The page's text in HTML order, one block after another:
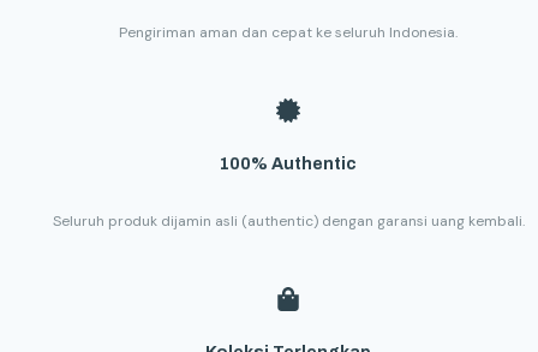
Pengiriman aman dan cepat ke seluruh Indonesia.
100% Authentic
Seluruh produk dijamin asli (authentic) dengan garansi uang kembali.